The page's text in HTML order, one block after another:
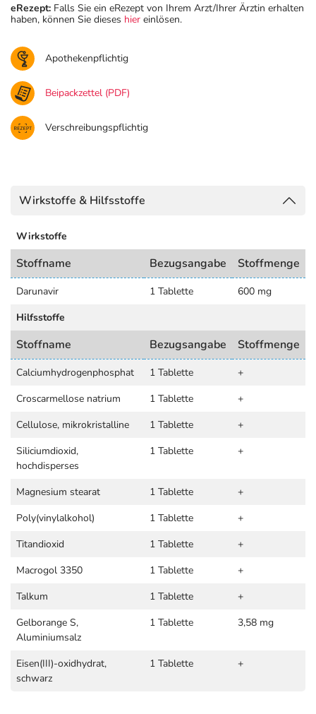
eRezept: Falls Sie ein eRezept von Ihrem Arzt/Ihrer Ärztin erhalten
haben, können Sie dieses hier einlösen.
Apothekenpflichtig
Beipackzettel (PDF)
Verschreibungspflichtig
Wirkstoffe & Hilfsstoffe
Wirkstoffe
Stoffname Bezugsangabe Stoffmenge
Darunavir 1 Tablette
600 mg
Hilfsstoffe
Stoffname Bezugsangabe Stoffmenge
Calciumhydrogenphosphat 1 Tablette
+
Croscarmellose natrium
1 Tablette
+
Cellulose, mikrokristalline
1 Tablette
+
Siliciumdioxid,
hochdisperses
1 Tablette +
Magnesium stearat 1 Tablette
+
Poly(vinylalkohol)
1 Tablette
+
Titandioxid
1 Tablette
+
Macrogol 3350
1 Tablette
+
Talkum
1 Tablette
+
Gelborange S,
Aluminiumsalz
1 Tablette 3,58 mg
Eisen(III)-oxidhydrat,
schwarz
1 Tablette +